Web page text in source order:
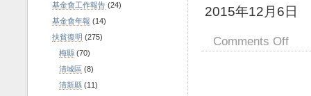
2015年12月6日
Comments Off
基金會工作報告 (24)
基金會年報 (14)
扶貧復明 (275)
梅縣 (70)
清城區 (8)
清新縣 (11)